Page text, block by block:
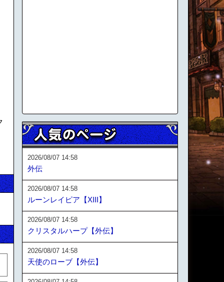
2026/08/07 14:58
外伝
2026/08/07 14:58
ルーンレイピア【XIII】
2026/08/07 14:58
クリスタルハープ【外伝】
2026/08/07 14:58
天使のローブ【外伝】